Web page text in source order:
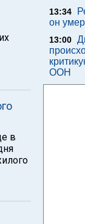
в
13:34
он
13:00
ООН